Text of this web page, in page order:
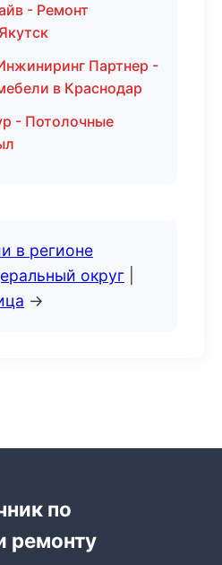
- Ремонт
Партнер -
в Краснодар
- Потолочные
в регионе
округ
→
по
ремонту